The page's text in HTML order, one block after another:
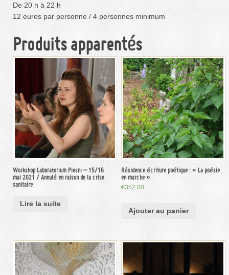
De 20 h à 22 h
12 euros par personne / 4 personnes minimum
Produits apparentés
Workshop Laboratorium Piesni – 15/16
mai 2021 / Annulé en raison de la crise
sanitaire
Lire la suite
Résidence écriture poétique : « La poésie
en marche »
€352.00
Ajouter au panier